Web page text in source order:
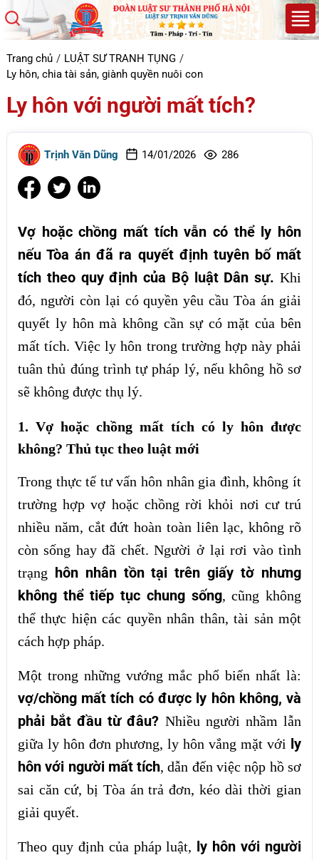
Trang chủ
LUẬT SƯ TRANH TỤNG
Ly hôn, chia tài sản, giành quyền nuôi con
Ly hôn với người mất tích?
Trịnh Văn Dũng 14/01/2026 286
Vợ hoặc chồng mất tích vẫn có thể ly hôn
nếu Tòa án đã ra quyết định tuyên bố mất
tích theo quy định của Bộ luật Dân sự. Khi
đó, người còn lại có quyền yêu cầu Tòa án giải
quyết ly hôn mà không cần sự có mặt của bên
mất tích. Việc ly hôn trong trường hợp này phải
tuân thủ đúng trình tự pháp lý, nếu không hồ sơ
sẽ không được thụ lý.
1. Vợ hoặc chồng mất tích có ly hôn được
không? Thủ tục theo luật mới
Trong thực tế tư vấn hôn nhân gia đình, không ít
trường hợp vợ hoặc chồng rời khỏi nơi cư trú
nhiều năm, cắt đứt hoàn toàn liên lạc, không rõ
còn sống hay đã chết. Người ở lại rơi vào tình
trạng
hôn nhân tồn tại trên giấy tờ nhưng
không thể tiếp tục chung sống, cũng không
thể thực hiện các quyền nhân thân, tài sản một
cách hợp pháp.
Một trong những vướng mắc phổ biến nhất là:
vợ/chồng mất tích có được ly hôn không, và
phải bắt đầu từ đâu? Nhiều người nhầm lẫn
giữa ly hôn đơn phương, ly hôn vắng mặt với ly
hôn với người mất tích, dẫn đến việc nộp hồ sơ
sai căn cứ, bị Tòa án trả đơn, kéo dài thời gian
giải quyết.
Theo quy định của pháp luật, ly hôn với người